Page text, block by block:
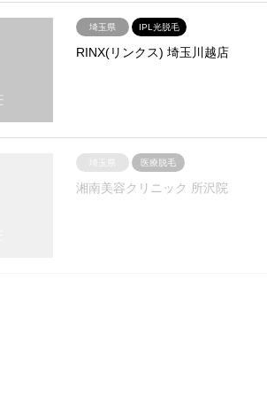
埼玉県 IPL光脱毛
RINX(リンクス) 埼玉川越店
医療脱毛
湘南美容クリニック 所沢院